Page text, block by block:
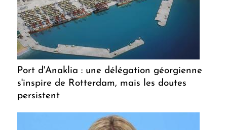
Port d'Anaklia : une délégation géorgienne
s'inspire de Rotterdam, mais les doutes
persistent